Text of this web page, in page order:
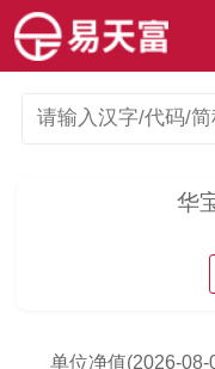
华
单位净值(2026-08-